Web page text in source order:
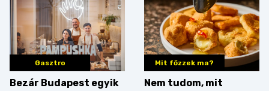
győzteseket
Gasztro
Bezár Budapest egyik
Mit főzzek ma?
Nem tudom, mit